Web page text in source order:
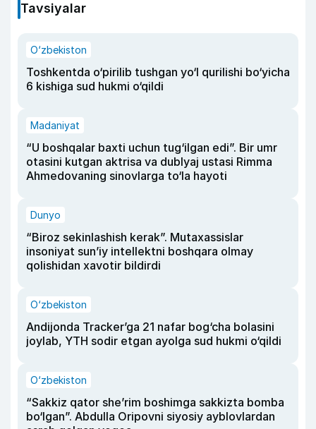
Tavsiyalar
O‘zbekiston
Toshkentda o‘pirilib tushgan yo‘l qurilishi bo‘yicha
6 kishiga sud hukmi o‘qildi
Madaniyat
“U boshqalar baxti uchun tug‘ilgan edi”. Bir umr
otasini kutgan aktrisa va dublyaj ustasi Rimma
Ahmedovaning sinovlarga to‘la hayoti
Dunyo
“Biroz sekinlashish kerak”. Mutaxassislar
insoniyat sun’iy intellektni boshqara olmay
qolishidan xavotir bildirdi
O‘zbekiston
Andijonda Tracker’ga 21 nafar bog‘cha bolasini
joylab, YTH sodir etgan ayolga sud hukmi o‘qildi
O‘zbekiston
“Sakkiz qator she’rim boshimga sakkizta bomba
bo‘lgan”. Abdulla Oripovni siyosiy ayblovlardan